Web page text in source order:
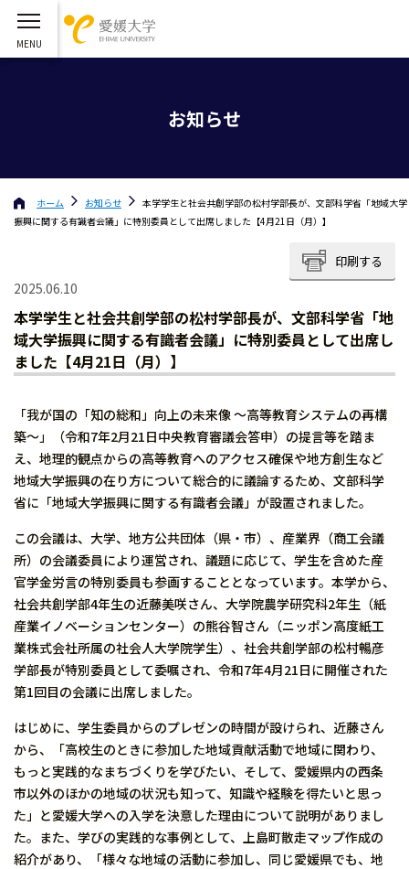
お知らせ
ホーム お知らせ
本学学生と社会共創学部の松村学部長が、文部科学省「地域大学
振興に関する有識者会議」に特別委員として出席しました【4月21日（月）】
印刷する
2025.06.10
本学学生と社会共創学部の松村学部長が、文部科学省「地
域大学振興に関する有識者会議」に特別委員として出席し
ました【4月21日（月）】
「我が国の「知の総和」向上の未来像 ～高等教育システムの再構
築～」（令和7年2月21日中央教育審議会答申）の提言等を踏ま
え、地理的観点からの高等教育へのアクセス確保や地方創生など
地域大学振興の在り方について総合的に議論するため、文部科学
省に「地域大学振興に関する有識者会議」が設置されました。
この会議は、大学、地方公共団体（県・市）、産業界（商工会議
所）の会議委員により運営され、議題に応じて、学生を含めた産
官学金労言の特別委員も参画することとなっています。本学から、
社会共創学部4年生の近藤美咲さん、大学院農学研究科2年生（紙
産業イノベーションセンター）の熊谷智さん（ニッポン高度紙工
業株式会社所属の社会人大学院学生）、社会共創学部の松村暢彦
学部長が特別委員として委嘱され、令和7年4月21日に開催された
第1回目の会議に出席しました。
はじめに、学生委員からのプレゼンの時間が設けられ、近藤さん
から、「高校生のときに参加した地域貢献活動で地域に関わり、
もっと実践的なまちづくりを学びたい、そして、愛媛県内の西条
市以外のほかの地域の状況も知って、知識や経験を得たいと思っ
た」と愛媛大学への入学を決意した理由について説明がありまし
た。また、学びの実践的な事例として、上島町散走マップ作成の
紹介があり、「様々な地域の活動に参加し、同じ愛媛県でも、地